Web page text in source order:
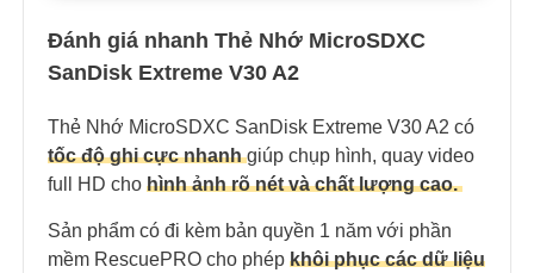
Đánh giá nhanh Thẻ Nhớ MicroSDXC
SanDisk Extreme V30 A2
Thẻ Nhớ MicroSDXC SanDisk Extreme V30 A2 có
tốc độ ghi cực nhanh giúp chụp hình, quay video
full HD cho hình ảnh rõ nét và chất lượng cao.
Sản phẩm có đi kèm bản quyền 1 năm với phần
mềm RescuePRO cho phép khôi phục các dữ liệu